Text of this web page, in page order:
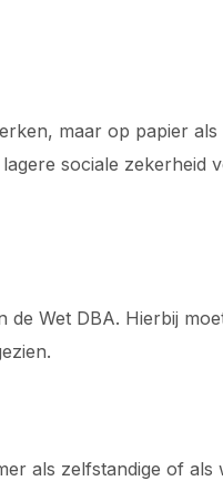
maar op papier
sociale zekerheid
Wet DBA. Hierbij
als zelfstandige of